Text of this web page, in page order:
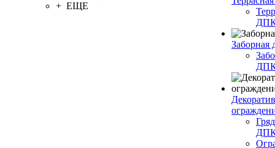
+ ЕЩЕ
Заборная